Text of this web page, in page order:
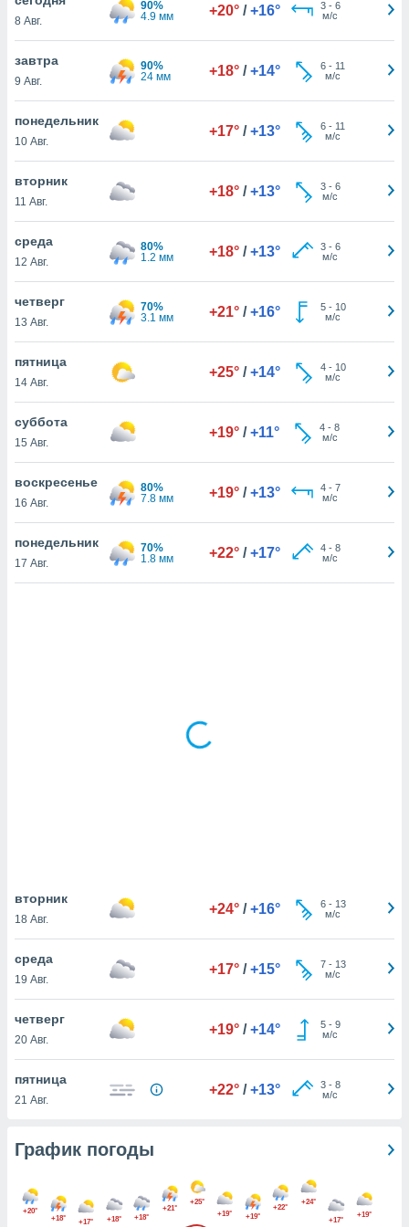
действия
на веб-
основе.
нашей
cookie
в
ВЫ
равно
нашим
установки
веб-
как
8 Авг.
90%
4.9 мм
+20° / +16° 3- 6
м/с
завтра
9 Авг.
90%
24 мм
+18° / +14° 6- 11
м/с
понедельник
10 Авг.
+17° / +13° 6- 11
м/с
вторник
11 Авг.
+18° / +13° 3- 6
м/с
среда
12 Авг.
80%
1.2 мм
+18° / +13° 3- 6
м/с
четверг
13 Авг.
70%
3.1 мм
+21° / +16° 5- 10
м/с
пятница
14 Авг.
+25° / +14° 4- 10
м/с
суббота
15 Авг.
+19° / +11° 4 -8
м/с
воскресенье
16 Авг.
80%
7.8 мм
+19° / +13° 4- 7
м/с
понедельник
17 Авг.
70%
1.8 мм
+22° / +17° 4- 8
м/с
вторник
18 Авг.
+24° / +16° 6- 13
м/с
среда
19 Авг.
+17° / +15° 7- 13
м/с
четверг
20 Авг.
+19° / +14° 5- 9
м/с
пятница
21 Авг.
+22° / +13° 3- 8
м/с
График погоды
+20°
+18°
+17° +18° +18°
+21°
+25°
+19°
+19°
+22°
+24°
+17°
+19°